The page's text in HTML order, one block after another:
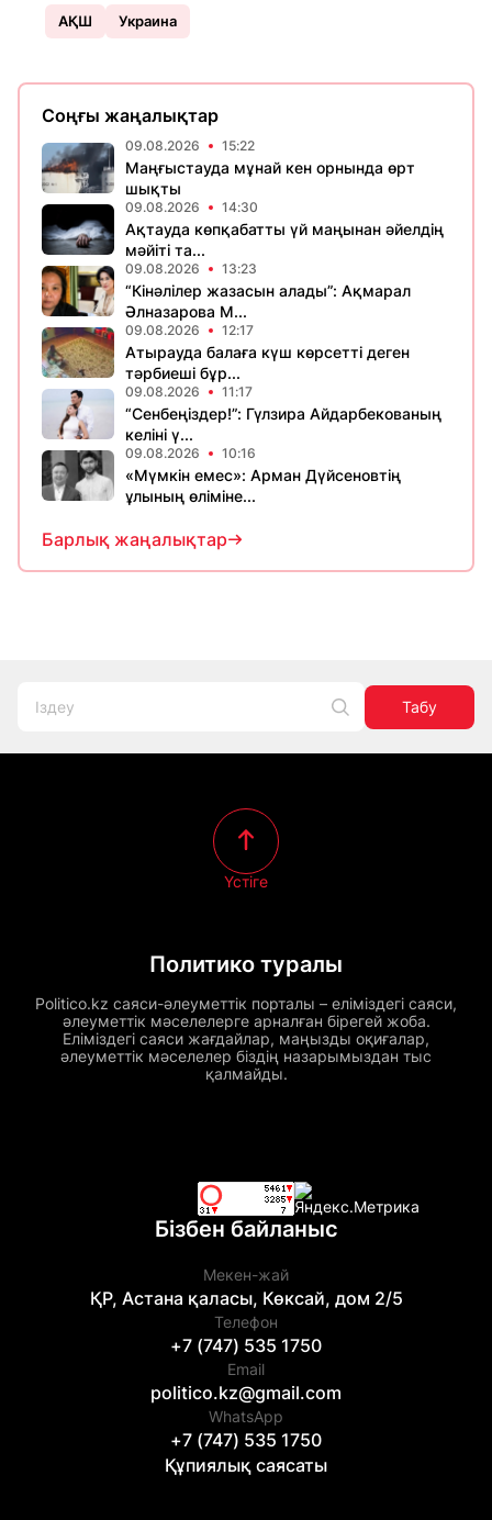
АҚШ Украина
Соңғы жаңалықтар
09.08.2026 15:22
Маңғыстауда мұнай кен орнында өрт
шықты
09.08.2026 14:30
Ақтауда көпқабатты үй маңынан әйелдің
мәйіті та...
09.08.2026 13:23
“Кінәлілер жазасын алады”: Ақмарал
Әлназарова М...
09.08.2026 12:17
Атырауда балаға күш көрсетті деген
тәрбиеші бұр...
09.08.2026 11:17
“Сенбеңіздер!”: Гүлзира Айдарбекованың
келіні ү...
09.08.2026 10:16
«Мүмкін емес»: Арман Дүйсеновтің
ұлының өліміне...
Барлық жаңалықтар
Табу
Политико туралы
Politico.kz саяси-әлеуметтік порталы – еліміздегі саяси,
әлеуметтік мәселелерге арналған бірегей жоба.
Еліміздегі саяси жағдайлар, маңызды оқиғалар,
әлеуметтік мәселелер біздің назарымыздан тыс
қалмайды.
Үстіге
Бізбен байланыс
Мекен-жай
ҚР, Астана қаласы, Көксай, дом 2/5
Телефон
+7 (747) 535 1750
Email
politico.kz@gmail.com
WhatsApp
+7 (747) 535 1750
Құпиялық саясаты